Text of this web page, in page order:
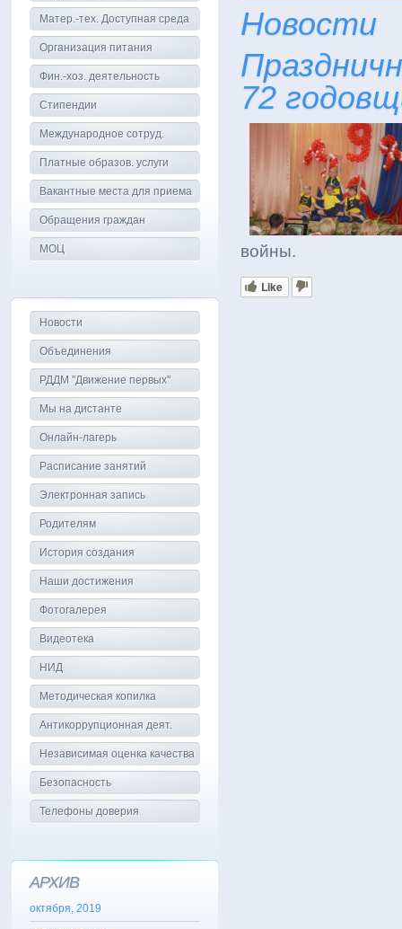
Новости
72
войны.
Like
Матер.-тех. Доступная среда
Организация питания
Фин.-хоз. деятельность
Стипендии
Международное сотруд.
Платные образов. услуги
Вакантные места для приема
Обращения граждан
МОЦ
Новости
Объединения
РДДМ "Движение первых"
Мы на дистанте
Онлайн-лагерь
Расписание занятий
Электронная запись
Родителям
История создания
Наши достижения
Фотогалерея
Видеотека
НИД
Методическая копилка
Антикоррупционная деят.
Независимая оценка качества
Безопасность
Телефоны доверия
АРХИВ
октября, 2019